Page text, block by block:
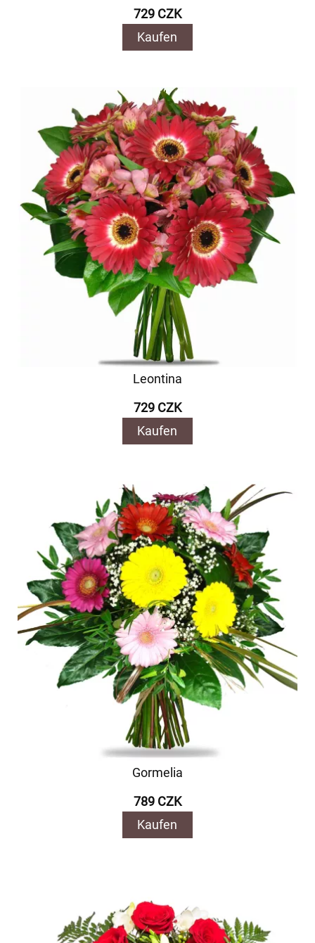
729 CZK
Kaufen
Leontina
729 CZK
Kaufen
Gormelia
789 CZK
Kaufen